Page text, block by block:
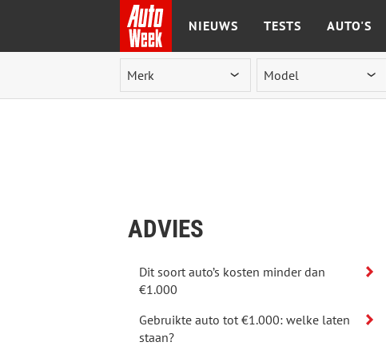
Ga naar de inhoud
NIEUWS TESTS AUTO'S
ADVIES
Dit soort auto’s kosten minder dan
€1.000
Gebruikte auto tot €1.000: welke laten
staan?